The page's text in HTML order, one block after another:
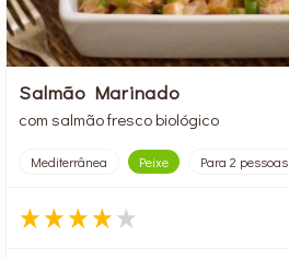
Salmão Marinado
com salmão fresco biológico
Mediterrânea Peixe Para 2 pessoas